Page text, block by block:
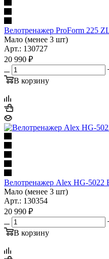
Велотренажер ProForm 225
Мало (менее 3 шт)
Арт.: 130727
20 990 ₽
В корзину
Велотренажер Alex HG-5022
Мало (менее 3 шт)
Арт.: 130354
20 990 ₽
В корзину